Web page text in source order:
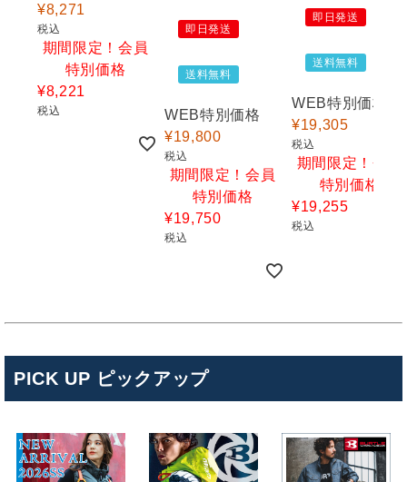
¥8,271
税込
期間限定！会員
特別価格
¥8,221
税込
即日発送
送料無料
WEB特別価格
¥19,800
税込
期間限定！会員
特別価格
¥19,750
税込
即日発送
送料無料
WEB特別価格
¥19,305
税込
期間限定！会員
特別価格
¥19,255
税込
PICK UP ピックアップ